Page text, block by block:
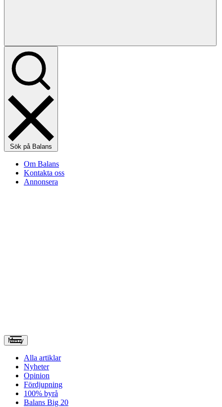
Sök på Balans
Om Balans
Kontakta oss
Annonsera
Meny
Alla artiklar
Nyheter
Opinion
Fördjupning
100% byrå
Balans Big 20